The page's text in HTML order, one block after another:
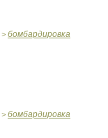
> бомбардировка
> бомбардировка